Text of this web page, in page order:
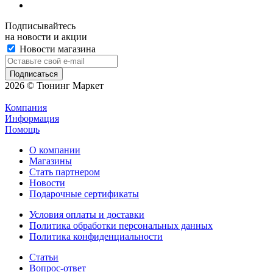
Подписывайтесь
на новости и акции
Новости магазина
2026 © Тюнинг Маркет
Компания
Информация
Помощь
О компании
Магазины
Стать партнером
Новости
Подарочные сертификаты
Условия оплаты и доставки
Политика обработки персональных данных
Политика конфиденциальности
Статьи
Вопрос-ответ